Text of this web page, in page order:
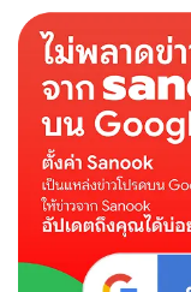
เจอ
สัญลักษณ์
หญิง
เดียว"
หน้า
ประตู
ห้อง
ลูกค้า